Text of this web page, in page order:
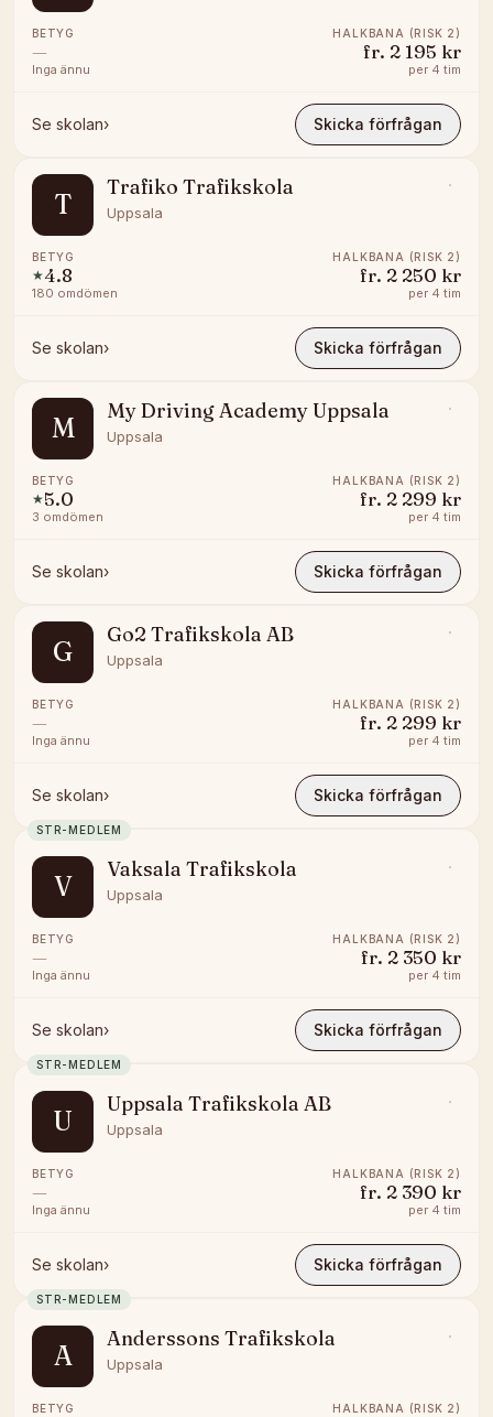
BETYG
—
Inga ännu
HALKBANA (RISK 2)
fr. 2 195 kr
per 4 tim
Se skolan› Skicka förfrågan
T
Trafiko Trafikskola
Uppsala
BETYG
★4.8
180 omdömen
HALKBANA (RISK 2)
fr. 2 250 kr
per 4 tim
Se skolan› Skicka förfrågan
M
My Driving Academy Uppsala
Uppsala
BETYG
★5.0
3 omdömen
HALKBANA (RISK 2)
fr. 2 299 kr
per 4 tim
Se skolan› Skicka förfrågan
G
Go2 Trafikskola AB
Uppsala
BETYG
—
Inga ännu
HALKBANA (RISK 2)
fr. 2 299 kr
per 4 tim
Se skolan› Skicka förfrågan
STR-MEDLEM
V
Vaksala Trafikskola
Uppsala
BETYG
—
Inga ännu
HALKBANA (RISK 2)
fr. 2 350 kr
per 4 tim
Se skolan› Skicka förfrågan
STR-MEDLEM
U
Uppsala Trafikskola AB
Uppsala
BETYG
—
Inga ännu
HALKBANA (RISK 2)
fr. 2 390 kr
per 4 tim
Se skolan› Skicka förfrågan
STR-MEDLEM
A
Anderssons Trafikskola
Uppsala
BETYG HALKBANA (RISK 2)